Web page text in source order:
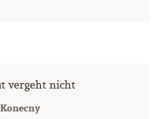
vergeht nicht